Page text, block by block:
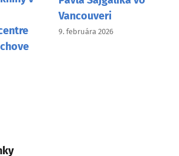
Žiacky dejepisný
projekt Detektív
Lupa mapoval české